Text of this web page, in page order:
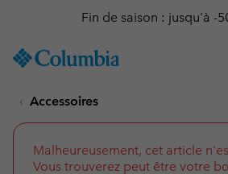
TO
SKIP
NAV
Remise de 10 % à
Accessoires
Malheureusement, cet article
Vous trouverez peut être votre